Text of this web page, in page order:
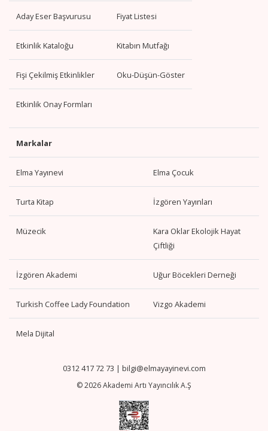
Aday Eser Başvurusu Fiyat Listesi
Etkinlik Kataloğu Kitabın Mutfağı
Fişi Çekilmiş Etkinlikler Oku-Düşün-Göster
Etkinlik Onay Formları
Markalar
Elma Yayınevi Elma Çocuk
Turta Kitap İzgören Yayınları
Müzecik
Kara Oklar Ekolojik Hayat
Çiftliği
İzgören Akademi Uğur Böcekleri Derneği
Turkish Coffee Lady Foundation Vizgo Akademi
Mela Dijital
0312 417 72 73 | bilgi@elmayayinevi.com
© 2026 Akademi Artı Yayıncılık A.Ş